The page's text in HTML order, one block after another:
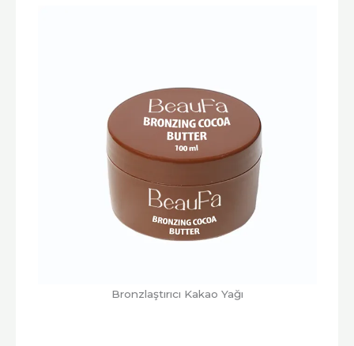
Bronzlaştırıcı Kakao Yağı